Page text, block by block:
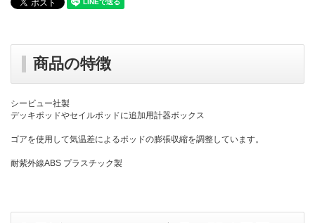
商品の特徴
シービュー社製
デッキポッドやセイルポッドに追加用計器ボックス
ゴアを使用して気温差によるポッドの膨張収縮を調整しています。
耐紫外線ABS プラスチック製